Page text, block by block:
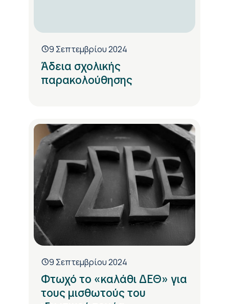
9 Σεπτεμβρίου 2024
Άδεια σχολικής
παρακολούθησης
9 Σεπτεμβρίου 2024
Φτωχό το «καλάθι ΔΕΘ» για
τους μισθωτούς του